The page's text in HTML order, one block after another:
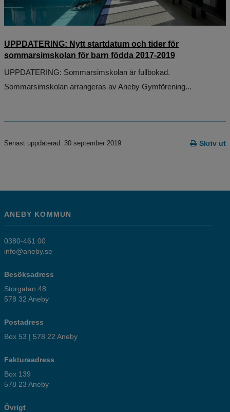
UPPDATERING: Nytt startdatum och tider för
sommarsimskolan för barn födda 2017-2019
UPPDATERING: Sommarsimskolan är fullbokad.
Sommarsimskolan arrangeras av Aneby Gymförening...
Skriv ut
Senast uppdaterad: 30 september 2019
ANEBY KOMMUN
0380-461 00
info@aneby.se
Besöksadress
Storgatan 48
578 32 Aneby
Postadress
Box 53 | 578 22 Aneby
Fakturaadress
Box 139
578 23 Aneby
Övrigt